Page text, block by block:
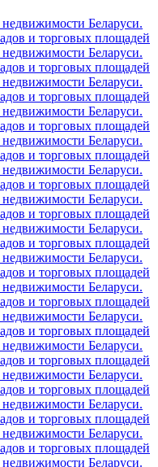
Беларуси.
и торговых площадей
Беларуси.
и торговых площадей
Беларуси.
и торговых площадей
Беларуси.
и торговых площадей
Беларуси.
и торговых площадей
Беларуси.
и торговых площадей
Беларуси.
и торговых площадей
Беларуси.
и торговых площадей
Беларуси.
и торговых площадей
Беларуси.
и торговых площадей
Беларуси.
и торговых площадей
Беларуси.
и торговых площадей
Беларуси.
и торговых площадей
Беларуси.
и торговых площадей
Беларуси.
и торговых площадей
Беларуси.